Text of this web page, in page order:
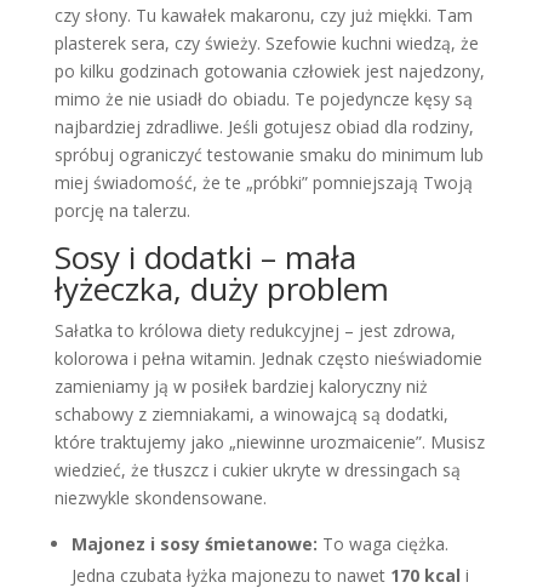
czy słony. Tu kawałek makaronu, czy już miękki. Tam
plasterek sera, czy świeży. Szefowie kuchni wiedzą, że
po kilku godzinach gotowania człowiek jest najedzony,
mimo że nie usiadł do obiadu. Te pojedyncze kęsy są
najbardziej zdradliwe. Jeśli gotujesz obiad dla rodziny,
spróbuj ograniczyć testowanie smaku do minimum lub
miej świadomość, że te „próbki” pomniejszają Twoją
porcję na talerzu.
Sosy i dodatki – mała
łyżeczka, duży problem
Sałatka to królowa diety redukcyjnej – jest zdrowa,
kolorowa i pełna witamin. Jednak często nieświadomie
zamieniamy ją w posiłek bardziej kaloryczny niż
schabowy z ziemniakami, a winowajcą są dodatki,
które traktujemy jako „niewinne urozmaicenie”. Musisz
wiedzieć, że tłuszcz i cukier ukryte w dressingach są
niezwykle skondensowane.
Majonez i sosy śmietanowe: To waga ciężka.
Jedna czubata łyżka majonezu to nawet 170 kcal i